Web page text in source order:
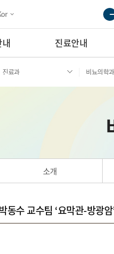
진료안내
진료과 비뇨의학과
소개
동수 교수팀 ‘요막관-방광